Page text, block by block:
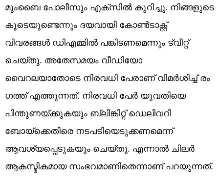
മുംബൈ പോലീസും എക്സിൽ കുറിച്ചു. നിങ്ങളുടെ
കൂടെയുണ്ടെന്നും ദയവായി കോൺടാക്റ്റ്
വിവരങ്ങൾ ഡിഎമ്മിൽ പങ്കിടണമെന്നും ട്വീറ്റ്
ചെയ്തു. അതേസമയം വീഡിയോ
വൈറലയാതോടെ നിരവധി പേരാണ് വിമർശിച്ച് രം​
ഗത്ത് എത്തുന്നത്. നിരവധി പേർ യുവതിയെ
പിന്തുണയ്ക്കുകയും ബ്ലിങ്കിറ്റ് ഡെലിവറി
ബോയ്‌ക്കെതിരെ നടപടിയെടുക്കണമെന്ന്
ആവശ്യപ്പെടുകയും ചെയ്തു. എന്നാൽ ചിലർ
ആകസ്മികമായ സംഭവമാണിതെന്നാണ് പറയുന്നത്.